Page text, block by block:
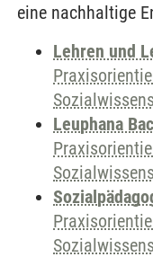
eine nachhaltige
Lehren und
Leuphana